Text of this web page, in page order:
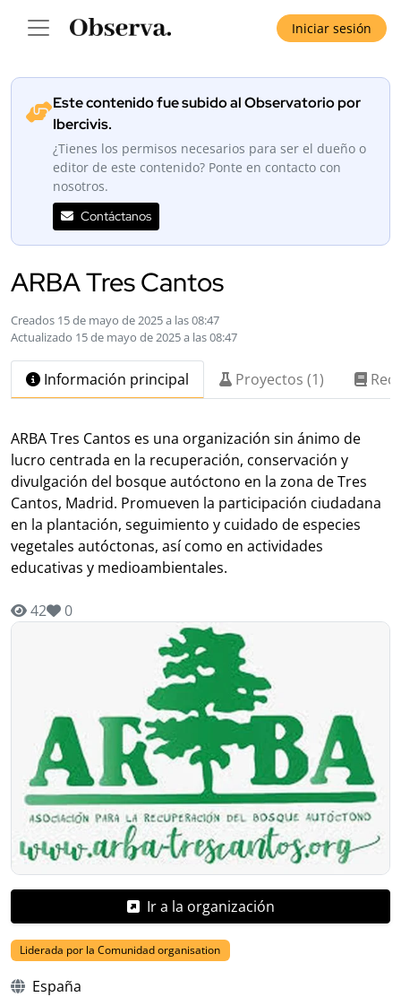
Iniciar sesión
Este contenido fue subido al Observatorio por
Ibercivis.
¿Tienes los permisos necesarios para ser el dueño o
editor de este contenido? Ponte en contacto con
nosotros.
Contáctanos
ARBA Tres Cantos
Creados 15 de mayo de 2025 a las 08:47
Actualizado 15 de mayo de 2025 a las 08:47
Información principal Proyectos (1)
ARBA Tres Cantos es una organización sin ánimo de
lucro centrada en la recuperación, conservación y
divulgación del bosque autóctono en la zona de Tres
Cantos, Madrid. Promueven la participación ciudadana
en la plantación, seguimiento y cuidado de especies
vegetales autóctonas, así como en actividades
educativas y medioambientales.
42 0
Ir a la organización
Liderada por la Comunidad organisation
España